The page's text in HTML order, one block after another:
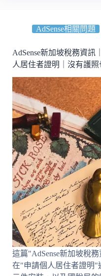
常
照
護
扦
繁
殖
教
學
｜
判
斷
果
實
熟
｜
陽
台
種
植
豐
AdSense相關問題
AdSense新加坡稅務資訊
人居住者證明｜沒有護照
這篇"AdSense新加坡稅
在"申請個人居住者證明"